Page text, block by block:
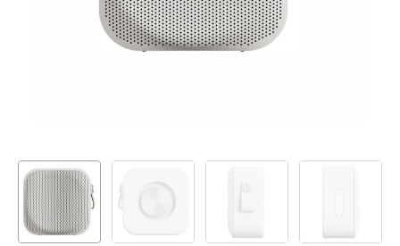
TV iekārtas
Soundbars
Akustiskās sistēmas
Austiņas